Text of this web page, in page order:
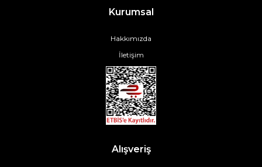
Kurumsal
Hakkımızda
İletişim
Alışveriş